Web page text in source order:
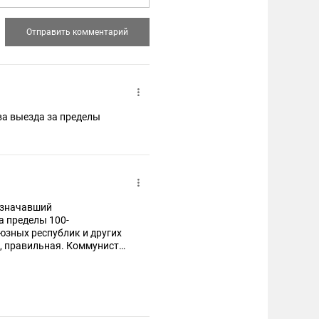
выезда за пределы
пределы 100-
республик и других
правильная. Коммунисты